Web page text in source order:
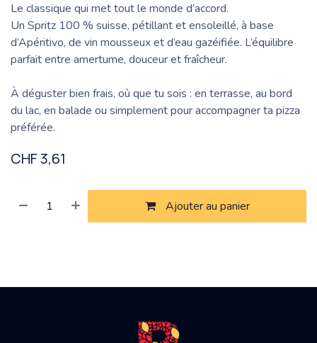
Le classique qui met tout le monde d’accord.
Un Spritz 100 % suisse, pétillant et ensoleillé, à base
d’Apéritivo, de vin mousseux et d’eau gazéifiée. L’équilibre
parfait entre amertume, douceur et fraîcheur.
À déguster bien frais, où que tu sois : en terrasse, au bord
du lac, en balade ou simplement pour accompagner ta pizza
préférée.
CHF3,61
Ajouter au panier